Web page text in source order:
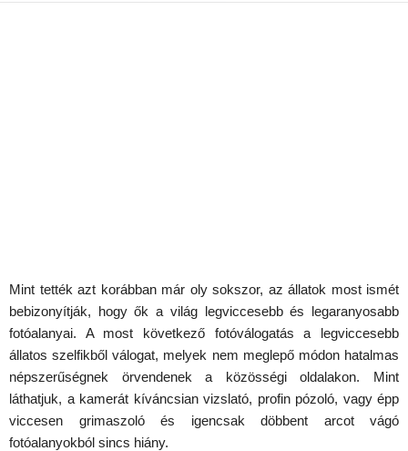
Mint tették azt korábban már oly sokszor, az állatok most ismét
bebizonyítják, hogy ők a világ legviccesebb és legaranyosabb
fotóalanyai. A most következő fotóválogatás a legviccesebb
állatos szelfikből válogat, melyek nem meglepő módon hatalmas
népszerűségnek örvendenek a közösségi oldalakon. Mint
láthatjuk, a kamerát kíváncsian vizslató, profin pózoló, vagy épp
viccesen grimaszoló és igencsak döbbent arcot vágó
fotóalanyokból sincs hiány.